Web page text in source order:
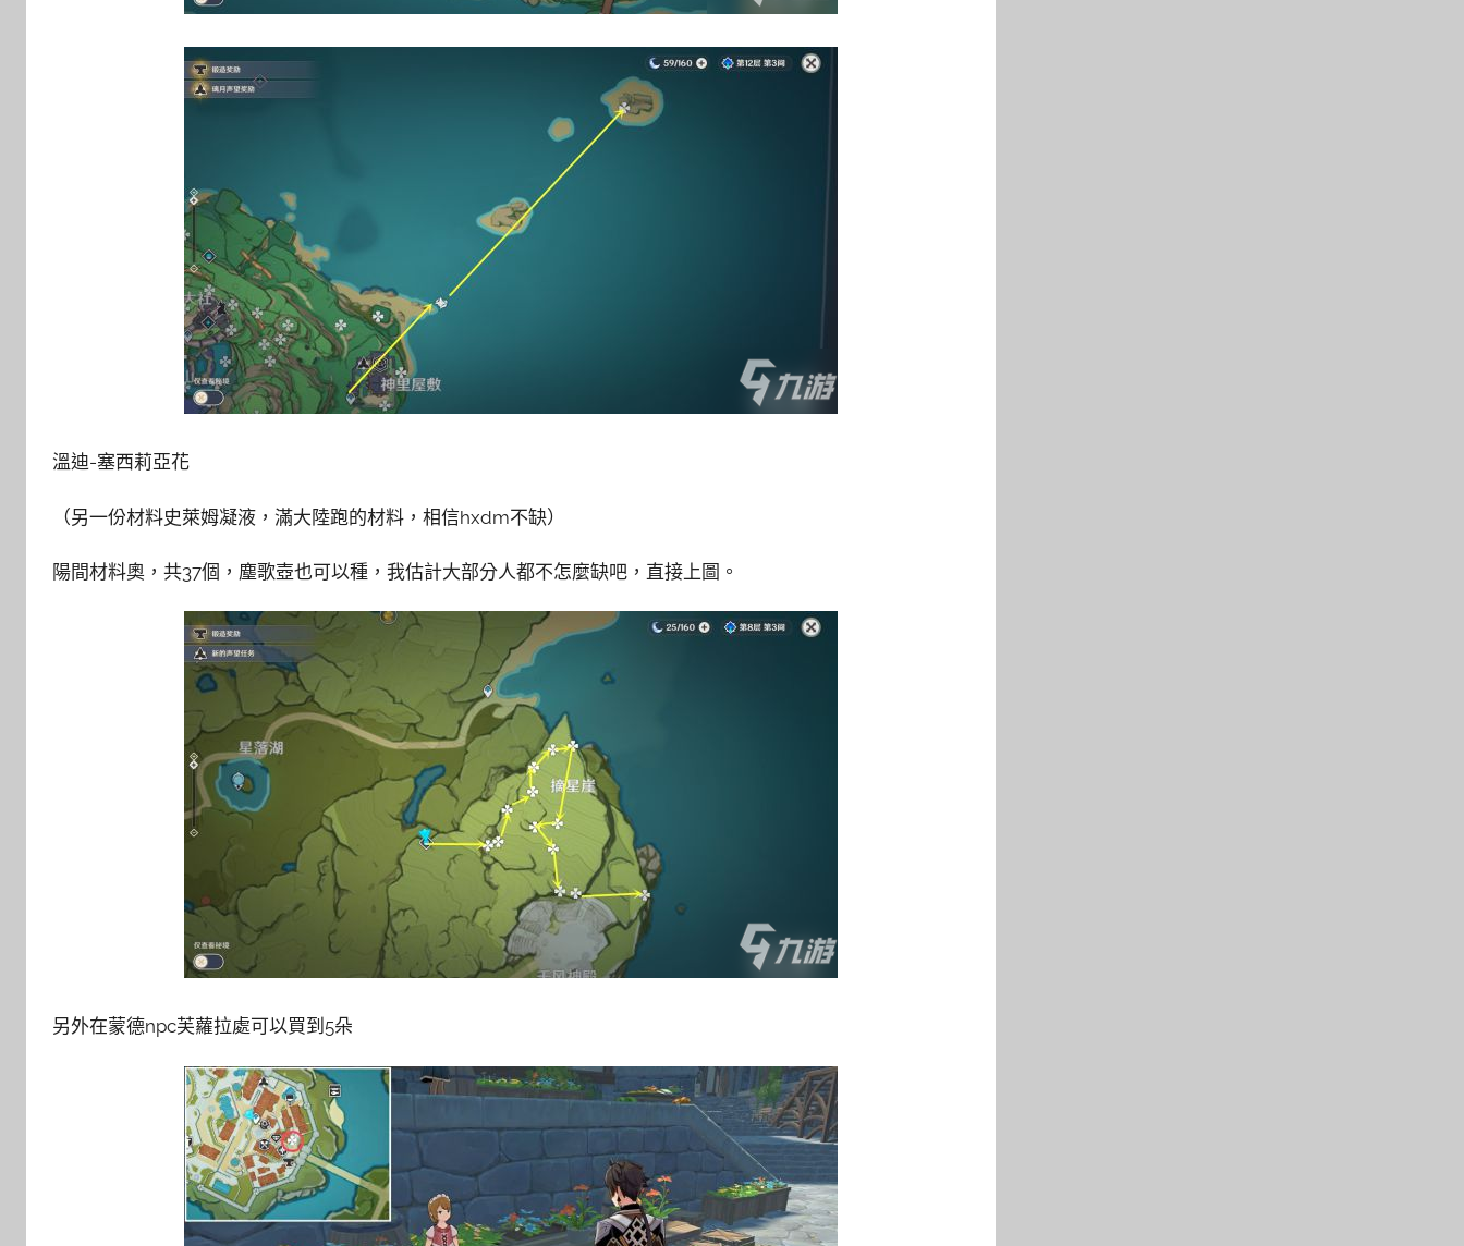
溫迪-塞西莉亞花
（另一份材料史萊姆凝液，滿大陸跑的材料，相信hxdm不缺）
陽間材料奧，共37個，塵歌壺也可以種，我估計大部分人都不怎麼缺吧，直接上圖。
另外在蒙德npc芙蘿拉處可以買到5朵